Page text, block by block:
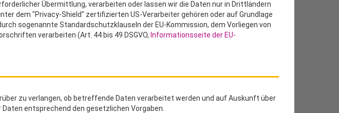
Übermittlung, verarbeiten oder lassen wir die Daten nur in Drittländern
dem "Privacy-Shield" zertifizierten US-Verarbeiter gehören oder auf Grundlage
sogenannte Standardschutzklauseln der EU-Kommission, dem Vorliegen von
verarbeiten (Art. 44 bis 49 DSGVO, Informationsseite der EU-
zu verlangen, ob betreffende Daten verarbeitet werden und auf Auskunft über
entsprechend den gesetzlichen Vorgaben.